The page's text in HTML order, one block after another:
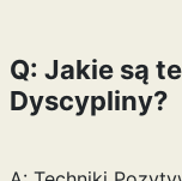
Q: Jakie są
Dyscypliny?